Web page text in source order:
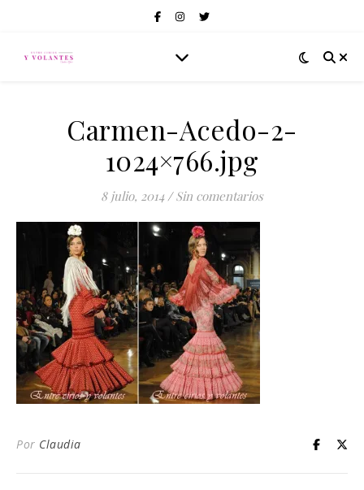
Carmen-Acedo-2-
1024×766.jpg
8 julio, 2014 / Sin comentarios
Por Claudia